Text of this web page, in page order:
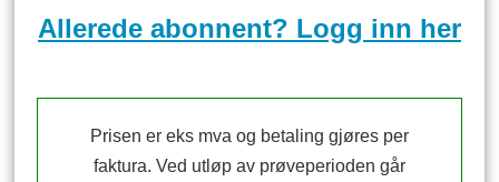
Allerede abonnent? Logg inn her
Prisen er eks mva og betaling gjøres per
faktura. Ved utløp av prøveperioden går